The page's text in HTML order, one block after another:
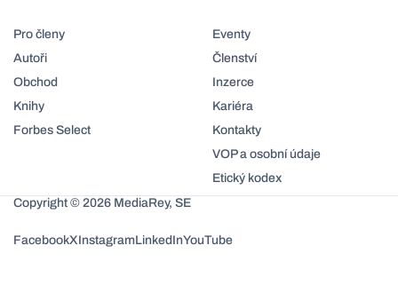
Pro členy
Autoři
Obchod
Knihy
Forbes Select
Eventy
Členství
Inzerce
Kariéra
Kontakty
VOP a osobní údaje
Etický kodex
Copyright © 2026 MediaRey, SE
FacebookXInstagramLinkedInYouTube